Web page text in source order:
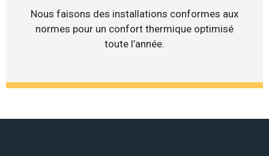
Nous faisons des installations conformes aux
normes pour un confort thermique optimisé
toute l’année.